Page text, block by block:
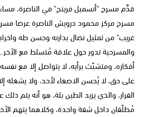
قدَّم مسرح "أنسمبل فرينج" في الناصرة،
مسرح مركز محمود درويش الناصرة عرضا
غريب" من تمثيل نضال بدارنه وحسن طه
والمسرحية تدور حول علاقة مُتسلط مع
أفكاره، ومتشبّث برأيه، لا يتواصل إلا مع
على حق، لا يُحسن الاصغاء لأحد، ولا
القرار، والذي يزيد الطين بلة، هو أنه يتم
مُطلّقان داخل شقة واحدة، وكلاهما يتهم